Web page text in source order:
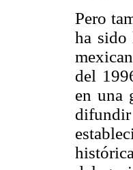
Pero
ha sido
del
en una